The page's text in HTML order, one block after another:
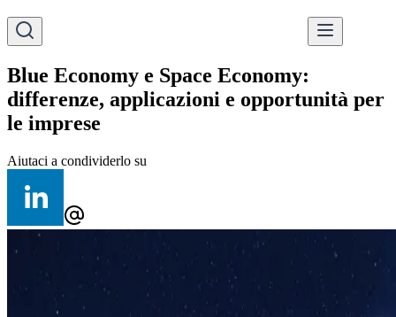
Blue Economy e Space Economy:
differenze, applicazioni e opportunità per
le imprese
Aiutaci a condividerlo su